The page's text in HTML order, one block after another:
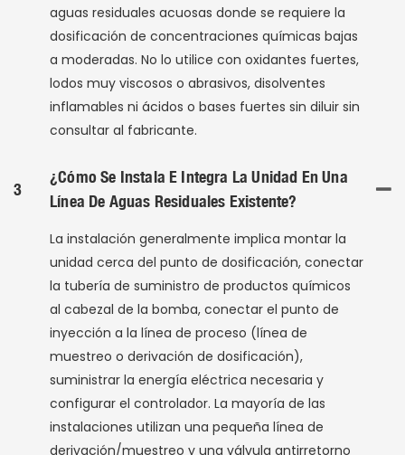
aguas residuales acuosas donde se requiere la
dosificación de concentraciones químicas bajas
a moderadas. No lo utilice con oxidantes fuertes,
lodos muy viscosos o abrasivos, disolventes
inflamables ni ácidos o bases fuertes sin diluir sin
consultar al fabricante.
3
¿Cómo Se Instala E Integra La Unidad En Una
Línea De Aguas Residuales Existente?
La instalación generalmente implica montar la
unidad cerca del punto de dosificación, conectar
la tubería de suministro de productos químicos
al cabezal de la bomba, conectar el punto de
inyección a la línea de proceso (línea de
muestreo o derivación de dosificación),
suministrar la energía eléctrica necesaria y
configurar el controlador. La mayoría de las
instalaciones utilizan una pequeña línea de
derivación/muestreo y una válvula antirretorno